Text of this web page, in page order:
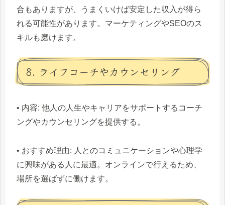
合もありますが、うまくいけば安定した収入が得ら
れる可能性があります。マーケティングやSEOのス
キルも磨けます。
8. ライフコーチやカウンセリング
• 内容: 他人の人生やキャリアをサポートするコーチ
ングやカウンセリングを提供する。
• おすすめ理由: 人とのコミュニケーションや心理学
に興味がある人に最適。オンラインで行えるため、
場所を選ばずに働けます。